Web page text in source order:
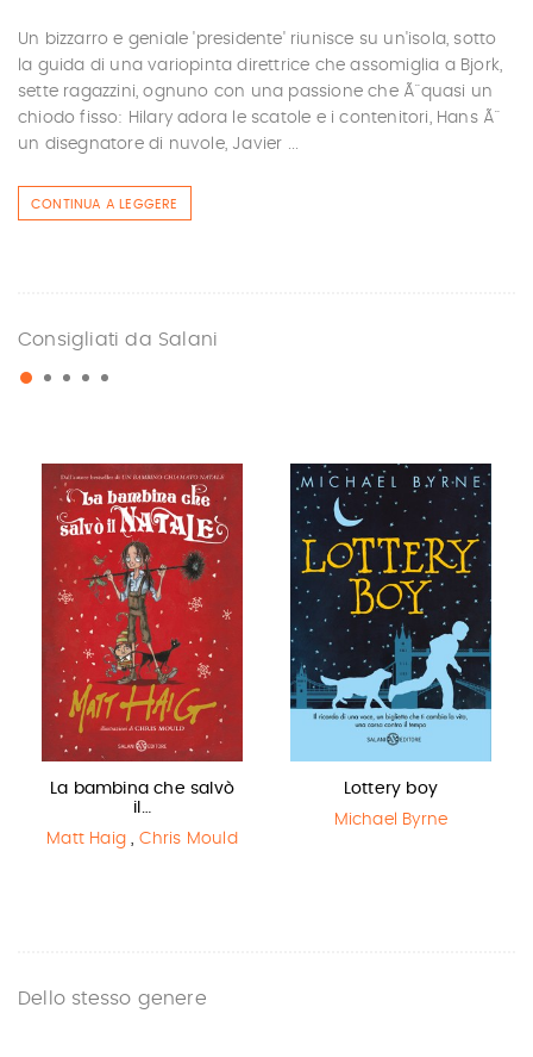
Un bizzarro e geniale 'presidente' riunisce su un'isola, sotto
la guida di una variopinta direttrice che assomiglia a Bjork,
sette ragazzini, ognuno con una passione che Ã¨ quasi un
chiodo fisso: Hilary adora le scatole e i contenitori, Hans Ã¨
un disegnatore di nuvole, Javier ...
CONTINUA A LEGGERE
Consigliati da Salani
La bambina che salvò
il…
Matt Haig , Chris Mould
Lottery boy
Michael Byrne
Dello stesso genere